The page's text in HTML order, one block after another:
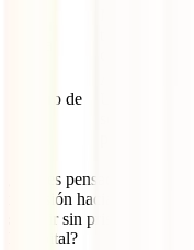
Mayo y
templado y
calor
Seguro de
Aunque
UE, la TSE
seguro IATI
privada y
¿Tienes pensado
incursión hacia los
seducir sin prisas por el
la capital?